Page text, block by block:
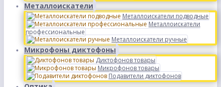
Металлоискатели
Металлоискатели подводные
Металлоискатели
профессиональные
Металлоискатели ручные
Микрофоны диктофоны
Диктофонов товары
Микрофонов товары
Подавители диктофонов